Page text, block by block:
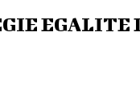
EGALITE